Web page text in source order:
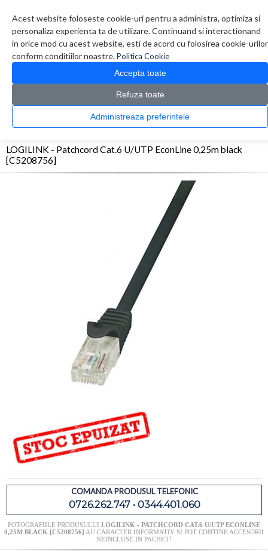
Acest website foloseste cookie-uri pentru a administra, optimiza si
personaliza experienta ta de utilizare. Continuand si interactionand
in orice mod cu acest website, esti de acord cu folosirea cookie-urilor
conform conditiilor noastre.Politica Cookie
Accepta toate
Refuza toate
Administreaza preferintele
0 produs(e)
CATALOG PRODUSE
> Cabluri > LOGILINK - Patchcord Cat.6 U/UTP EconLine
LOGILINK - Patchcord Cat.6 U/UTP EconLine 0,25m black
[C5208756]
COMANDA PRODUSUL TELEFONIC
0726.262.747 • 0344.401.060
FOTOGRAFIILE PRODUSULUI LOGILINK - PATCHCORD CAT.6 U/UTP ECONLINE
0,25M BLACK [C5208756] AU CARACTER INFORMATIV SI POT CONTINE ACCESORII
NEINCLUSE IN PACHET!